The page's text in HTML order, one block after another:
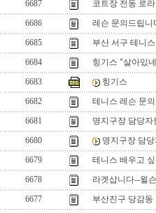
6687
코트장 전동 로
6686
레슨 문의드립니
6685
부산 서구 테니
6684
힝기스 "살아있
6683
힝기스
6682
테니스 레슨 문
6681
명지구장 담당자
6680
명지구장 담
6679
테니스 배우고
6678
라겟삽니다--윌
6677
부산진구 당감